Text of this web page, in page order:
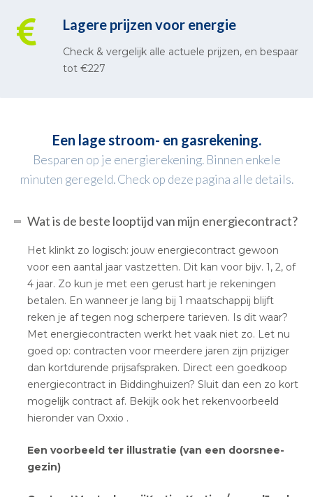
Lagere prijzen voor energie
Check & vergelijk alle actuele prijzen, en bespaar
tot €227
Een lage stroom- en gasrekening.
Besparen op je energierekening. Binnen enkele
minuten geregeld. Check op deze pagina alle details.
Wat is de beste looptijd van mijn energiecontract?
Het klinkt zo logisch: jouw energiecontract gewoon
voor een aantal jaar vastzetten. Dit kan voor bijv. 1, 2, of
4 jaar. Zo kun je met een gerust hart je rekeningen
betalen. En wanneer je lang bij 1 maatschappij blijft
reken je af tegen nog scherpere tarieven. Is dit waar?
Met energiecontracten werkt het vaak niet zo. Let nu
goed op: contracten voor meerdere jaren zijn prijziger
dan kortdurende prijsafspraken. Direct een goedkoop
energiecontract in Biddinghuizen? Sluit dan een zo kort
mogelijk contract af. Bekijk ook het rekenvoorbeeld
hieronder van Oxxio .
Een voorbeeld ter illustratie (van een doorsnee-
gezin)